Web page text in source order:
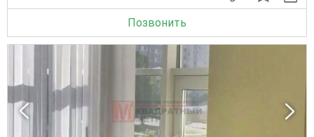
Позвонить